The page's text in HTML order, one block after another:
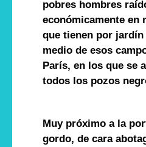
pobres hombres
económicamente en
que tienen por
medio de esos
París, en los que se
todos los pozos
Muy próximo a la
gordo, de cara